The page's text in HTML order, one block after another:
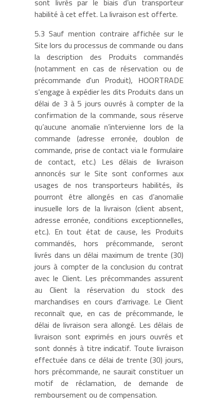
sont livrés par le biais d’un transporteur
habilité à cet effet. La livraison est offerte.
5.3 Sauf mention contraire affichée sur le
Site lors du processus de commande ou dans
la description des Produits commandés
(notamment en cas de réservation ou de
précommande d'un Produit), HOORTRADE
s'engage à expédier les dits Produits dans un
délai de 3 à 5 jours ouvrés à compter de la
confirmation de la commande, sous réserve
qu’aucune anomalie n’intervienne lors de la
commande (adresse erronée, doublon de
commande, prise de contact via le formulaire
de contact, etc.) Les délais de livraison
annoncés sur le Site sont conformes aux
usages de nos transporteurs habilités, ils
pourront être allongés en cas d’anomalie
inusuelle lors de la livraison (client absent,
adresse erronée, conditions exceptionnelles,
etc.). En tout état de cause, les Produits
commandés, hors précommande, seront
livrés dans un délai maximum de trente (30)
jours à compter de la conclusion du contrat
avec le Client. Les précommandes assurent
au Client la réservation du stock des
marchandises en cours d'arrivage. Le Client
reconnaît que, en cas de précommande, le
délai de livraison sera allongé. Les délais de
livraison sont exprimés en jours ouvrés et
sont donnés à titre indicatif. Toute livraison
effectuée dans ce délai de trente (30) jours,
hors précommande, ne saurait constituer un
motif de réclamation, de demande de
remboursement ou de compensation.